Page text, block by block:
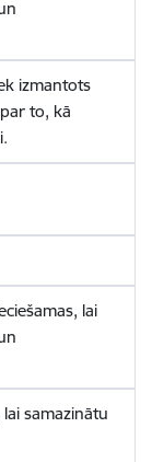
izmantots
to, kā
lai
samazinātu